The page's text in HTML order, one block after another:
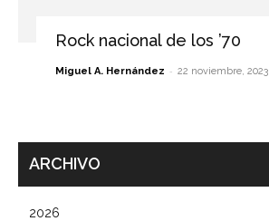
Rock nacional de los ’70
Miguel A. Hernández - 22 noviembre, 2023
ARCHIVO
2026